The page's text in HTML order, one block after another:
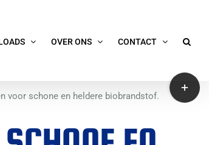
OVER ONS CONTACT
voor schone en heldere biobrandstof.
Toggle
Sliding